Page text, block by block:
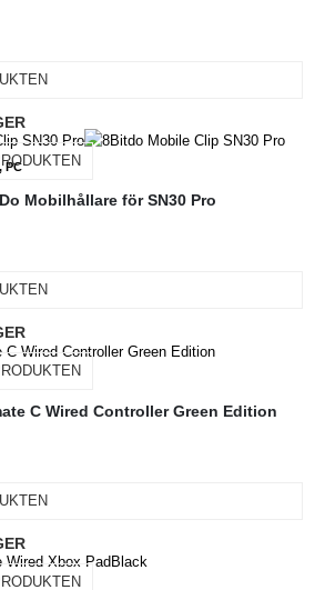
PC
Mobilhållare för SN30 Pro
C Wired Controller Green Edition